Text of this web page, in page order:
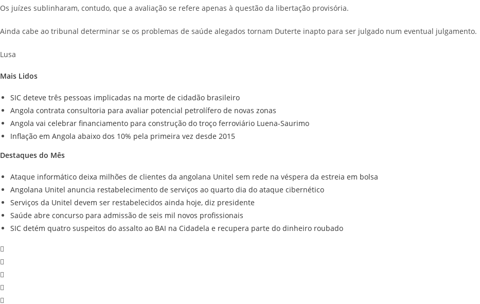
Os juízes sublinharam, contudo, que a avaliação se refere apenas à questão da libertação provisória.
Ainda cabe ao tribunal determinar se os problemas de saúde alegados tornam Duterte inapto para ser julgado num eventual julgamento.
Lusa
Mais Lidos
SIC deteve três pessoas implicadas na morte de cidadão brasileiro
Angola contrata consultoria para avaliar potencial petrolífero de novas zonas
Angola vai celebrar financiamento para construção do troço ferroviário Luena-Saurimo
Inflação em Angola abaixo dos 10% pela primeira vez desde 2015
Destaques do Mês
Ataque informático deixa milhões de clientes da angolana Unitel sem rede na véspera da estreia em bolsa
Angolana Unitel anuncia restabelecimento de serviços ao quarto dia do ataque cibernético
Serviços da Unitel devem ser restabelecidos ainda hoje, diz presidente
Saúde abre concurso para admissão de seis mil novos profissionais
SIC detém quatro suspeitos do assalto ao BAI na Cidadela e recupera parte do dinheiro roubado